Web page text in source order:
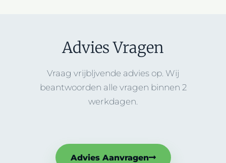
Advies Vragen
Vraag vrijbljvende advies op. Wij
beantwoorden alle vragen binnen 2
werkdagen.
Advies Aanvragen